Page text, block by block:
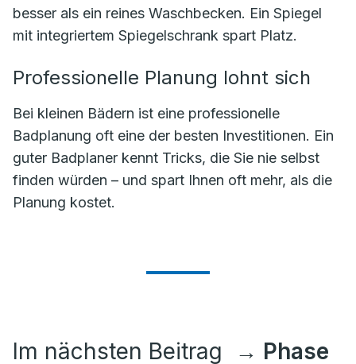
besser als ein reines Waschbecken. Ein Spiegel
mit integriertem Spiegelschrank spart Platz.
Professionelle Planung lohnt sich
Bei kleinen Bädern ist eine professionelle
Badplanung oft eine der besten Investitionen. Ein
guter Badplaner kennt Tricks, die Sie nie selbst
finden würden – und spart Ihnen oft mehr, als die
Planung kostet.
Im nächsten Beitrag → Phase